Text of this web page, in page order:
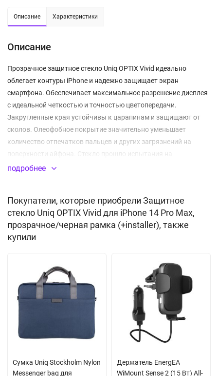
Описание Характеристики
Описание
Прозрачное защитное стекло Uniq OPTIX Vivid идеально
облегает контуры iPhone и надежно защищает экран
смартфона. Обеспечивает максимальное разрешение дисплея
с идеальной четкостью и точностью цветопередачи.
Закругленные края устойчивы к царапинам и защищают от
сколов. Олеофобное покрытие значительно уменьшает
количество отпечатков пальцев и других загрязнений на
поверхности айфона. Стекло прошло испытания на
ударопрочность с падением устройства с высоты 1.8 метра. В
Толщина: 0.33 мм
Класс прочности: 9H
Закругленные края 2.5 D
Высокая чувствительность
Прошло испытания на ударопрочность
Олеофобное покрытие, не оставляет отпечатков
Антистатическая технология DustRepel ™
подробнее
Покупатели, которые приобрели Защитное
стекло Uniq OPTIX Vivid для iPhone 14 Pro Max,
прозрачное/черная рамка (+installer), также
купили
Сумка Uniq Stockholm Nylon
Messenger bag для
Держатель EnergEA
WiMount Sense 2 (15 Вт) All-